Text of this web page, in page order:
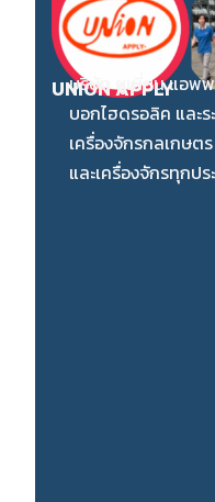
VIRIYALOHAKIJ
บริษัท วิริยะโลหะกิจ
มากกว่า 27 ปี โดยเ
สู่แนวหน้าของประเ
เมทัลชีท